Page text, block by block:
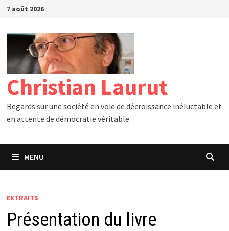
Passer
contenu
7 août 2026
Christian Laurut
Regards sur une société en voie de décroissance inéluctable et
en attente de démocratie véritable
MENU
EXTRAITS
Présentation du livre